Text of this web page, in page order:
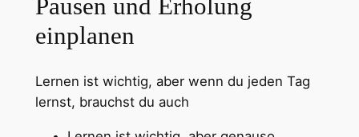
Pausen und Erholung
einplanen
Lernen ist wichtig, aber wenn du jeden Tag
lernst, brauchst du auch